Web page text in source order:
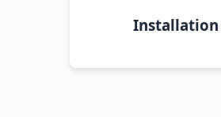
Installation